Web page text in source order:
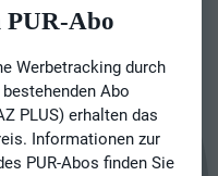
PUR-Abo
Werbetracking durch
Abo
PLUS) erhalten das
Informationen zur
PUR-Abos finden Sie